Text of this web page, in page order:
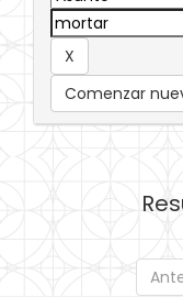
Comenzar